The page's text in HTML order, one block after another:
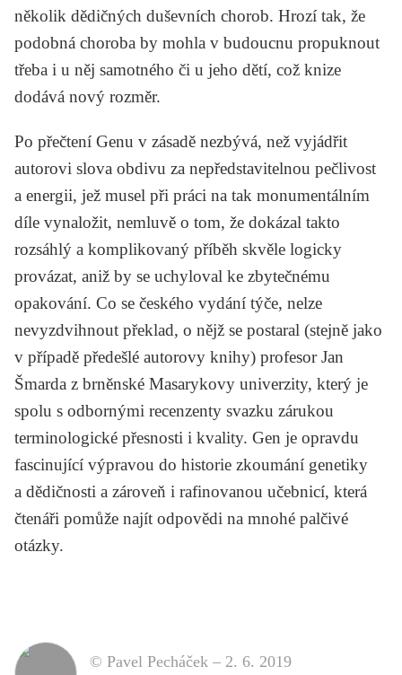
několik dědičných duševních chorob. Hrozí tak, že
podobná choroba by mohla v budoucnu propuknout
třeba i u něj samotného či u jeho dětí, což knize
dodává nový rozměr.
Po přečtení Genu v zásadě nezbývá, než vyjádřit
autorovi slova obdivu za nepředstavitelnou pečlivost
a energii, jež musel při práci na tak monumentálním
díle vynaložit, nemluvě o tom, že dokázal takto
rozsáhlý a komplikovaný příběh skvěle logicky
provázat, aniž by se uchyloval ke zbytečnému
opakování. Co se českého vydání týče, nelze
nevyzdvihnout překlad, o nějž se postaral (stejně jako
v případě předešlé autorovy knihy) profesorJan
Šmarda z brněnské Masarykovy univerzity, který je
spolu s odbornými recenzenty svazku zárukou
terminologické přesnosti i kvality. Gen je opravdu
fascinující výpravou do historie zkoumání genetiky
a dědičnosti a zároveň i rafinovanou učebnicí, která
čtenáři pomůže najít odpovědi na mnohé palčivé
otázky.
© Pavel Pecháček – 2. 6. 2019